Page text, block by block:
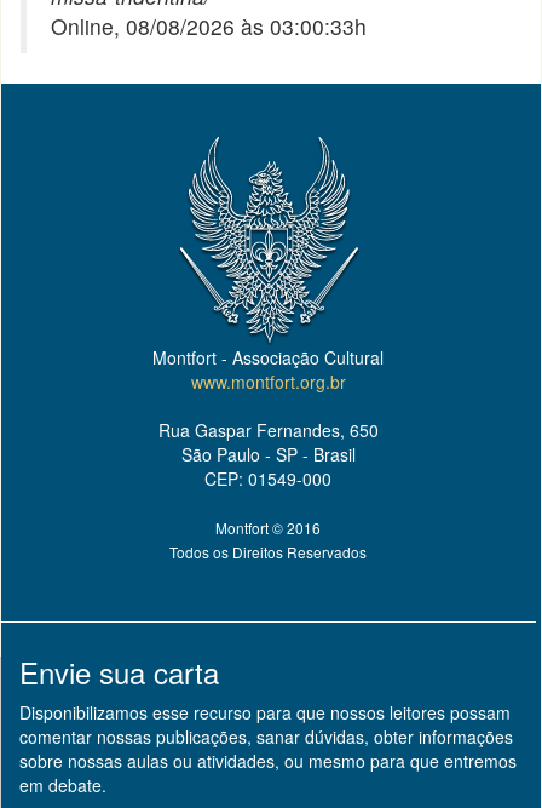
Online, 08/08/2026 às 03:00:33h
Montfort - Associação Cultural
www.montfort.org.br
Rua Gaspar Fernandes, 650
São Paulo - SP - Brasil
CEP: 01549-000
Montfort © 2016
Todos os Direitos Reservados
Envie sua carta
Disponibilizamos esse recurso para que nossos leitores possam
comentar nossas publicações, sanar dúvidas, obter informações
sobre nossas aulas ou atividades, ou mesmo para que entremos
em debate.